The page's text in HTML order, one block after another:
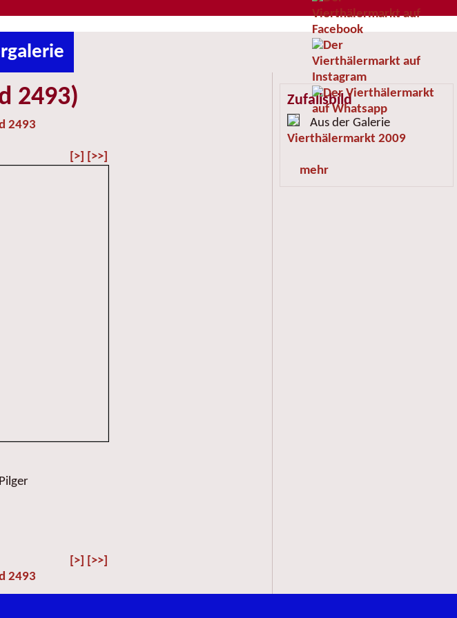
2493)
2493
[>] [>>]
[>] [>>]
2493
Zufallsbild
Aus der Galerie
Vierthälermarkt 2009
mehr